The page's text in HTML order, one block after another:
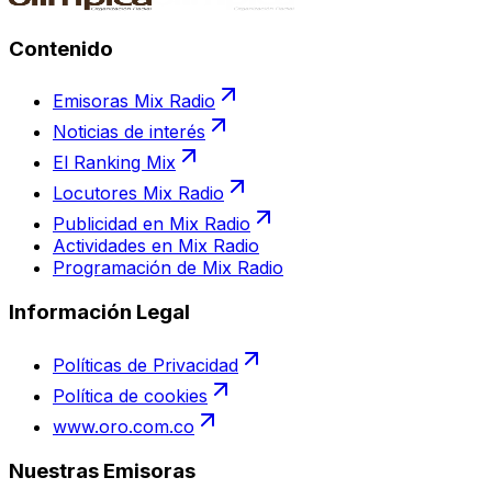
Contenido
Emisoras Mix Radio
Noticias de interés
El Ranking Mix
Locutores Mix Radio
Publicidad en Mix Radio
Actividades en Mix Radio
Programación de Mix Radio
Información Legal
Políticas de Privacidad
Política de cookies
www.oro.com.co
Nuestras Emisoras